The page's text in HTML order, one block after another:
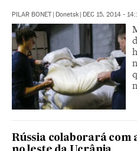
PILAR BONET | Donetsk | DEC 15, 2014 -
Rússia colaborará com